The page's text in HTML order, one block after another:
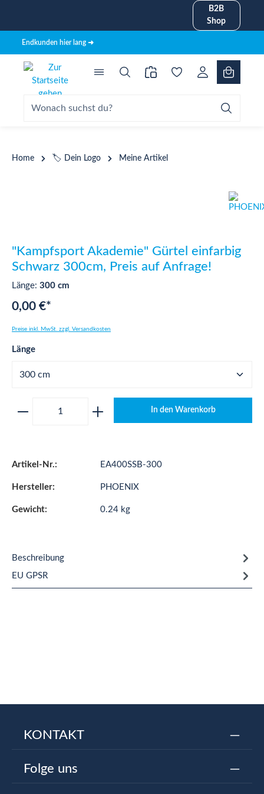
B2B
Shop
Endkunden hier lang ➜
Home 🏷️ Dein Logo Meine Artikel
"Kampfsport Akademie" Gürtel einfarbig
Schwarz 300cm, Preis auf Anfrage!
Länge: 300 cm
0,00 €*
Preise inkl. MwSt. zzgl. Versandkosten
Längeauswählen
Produkt Anzahl: Gib den gewünschten
In den Warenkorb
Artikel-Nr.: EA400SSB-300
Hersteller: PHOENIX
Gewicht: 0.24 kg
Beschreibung
EU GPSR
KONTAKT
Folge uns